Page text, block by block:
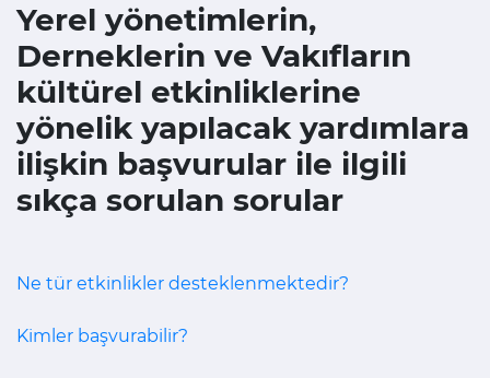
Yerel yönetimlerin,
Derneklerin ve Vakıfların
kültürel etkinliklerine
yönelik yapılacak yardımlara
ilişkin başvurular ile ilgili
sıkça sorulan sorular
Ne tür etkinlikler desteklenmektedir?
Kimler başvurabilir?